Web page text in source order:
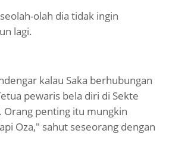
olah dia tidak ingin
lagi.
kalau Saka berhubungan
pewaris bela diri di Sekte
Orang penting itu mungkin
Oza," sahut seseorang dengan